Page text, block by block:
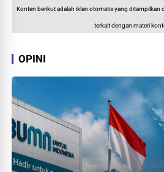
Konten berikut adalah iklan otomatis yang ditampilkan
terkait dengan materi
OPINI